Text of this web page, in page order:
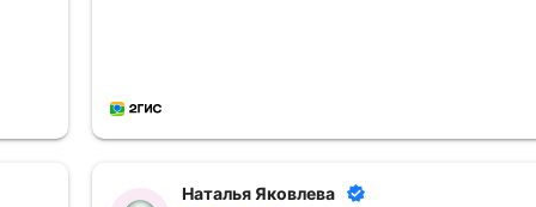
Наталья Яковлева